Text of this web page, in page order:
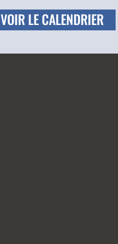
VOIR LE CALENDRIER